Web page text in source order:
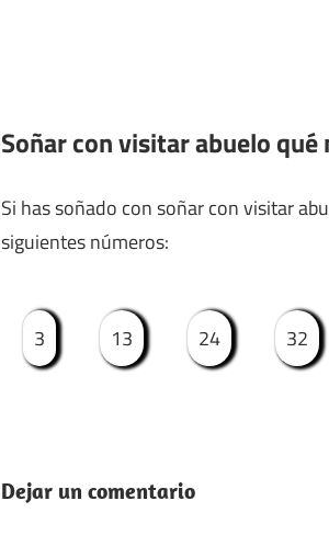
Soñar con visitar abuelo
Si has soñado con soñar con visitar
siguientes números:
3 13 24 32
Dejar un comentario